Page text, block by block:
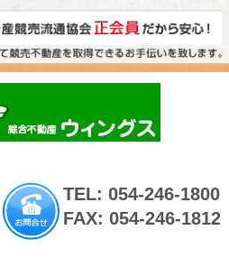
TEL: 054-246-1800
FAX: 054-246-1812